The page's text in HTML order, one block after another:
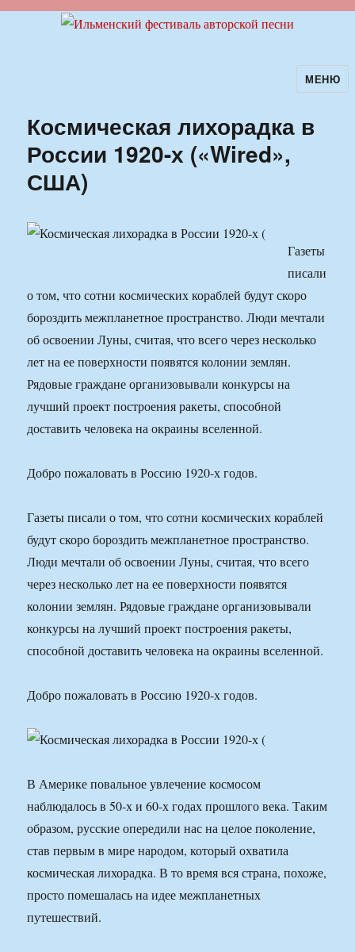
Ильменский фестиваль авторскойМЕНЮ
Космическая лихорадка в
России 1920-х («Wired»,
США)
Газеты
писали
о том, что сотни космических кораблей будут скоро
бороздить межпланетное пространство. Люди мечтали
об освоении Луны, считая, что всего через несколько
лет на ее поверхности появятся колонии землян.
Рядовые граждане организовывали конкурсы на
лучший проект построения ракеты, способной
доставить человека на окраины вселенной.
Добро пожаловать в Россию 1920-х годов.
Газеты писали о том, что сотни космических кораблей
будут скоро бороздить межпланетное пространство.
Люди мечтали об освоении Луны, считая, что всего
через несколько лет на ее поверхности появятся
колонии землян. Рядовые граждане организовывали
конкурсы на лучший проект построения ракеты,
способной доставить человека на окраины вселенной.
Добро пожаловать в Россию 1920-х годов.
В Америке повальное увлечение космосом
наблюдалось в 50-х и 60-х годах прошлого века. Таким
образом, русские опередили нас на целое поколение,
став первым в мире народом, который охватила
космическая лихорадка. В то время вся страна, похоже,
просто помешалась на идее межпланетных
путешествий.